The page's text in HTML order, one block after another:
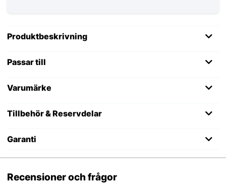
Produktbeskrivning
Passar till
Varumärke
Tillbehör & Reservdelar
Garanti
Recensioner och frågor